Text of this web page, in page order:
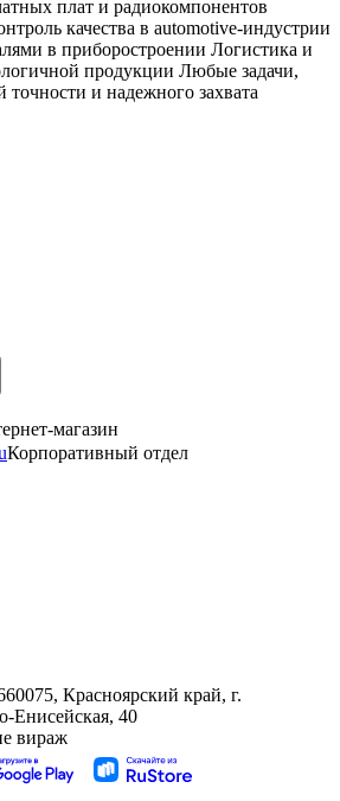
плат и радиокомпонентов
качества в automotive-индустрии
в приборостроении Логистика и
продукции Любые задачи,
и надежного захвата
магазин
Корпоративный отдел
Красноярский край, г.
40
вираж